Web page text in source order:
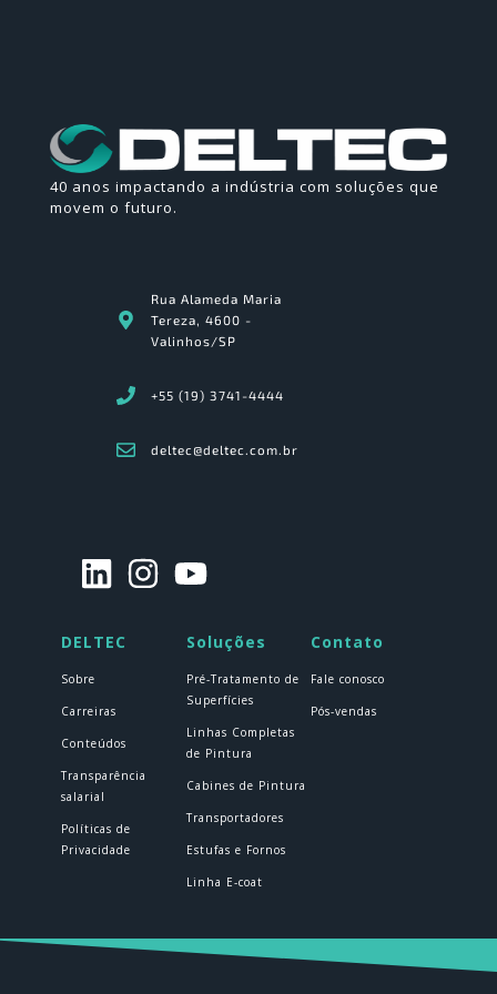
40 anos impactando a indústria com soluções que
movem o futuro.
Rua Alameda Maria
Tereza, 4600 -
Valinhos/SP
+55 (19) 3741-4444
deltec@deltec.com.br
DELTEC Soluções Contato
Sobre
Carreiras
Conteúdos
Transparência
salarial
Políticas de
Privacidade
Pré-Tratamento de
Superfícies
Linhas Completas
de Pintura
Cabines de Pintura
Transportadores
Estufas e Fornos
Linha E-coat
Fale conosco
Pós-vendas